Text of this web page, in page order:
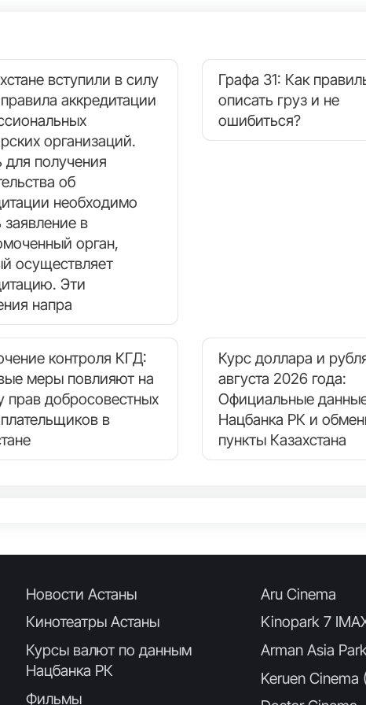
вступили в силу
аккредитации
организаций.
для получения
об
необходимо
заявление в
орган,
осуществляет
Эти
напра
Графа 31: Как
описать груз и не
ошибиться?
контроля КГД:
меры повлияют на
прав добросовестных
в
Курс доллара и
августа 2026 года:
Официальные
Нацбанка РК и
пункты Казахстана
Новости Астаны
Кинотеатры Астаны
Курсы валют по данным
Нацбанка РК
Фильмы
Aru Cinema
Kinopark 7
Arman Asia
Keruen Cinema